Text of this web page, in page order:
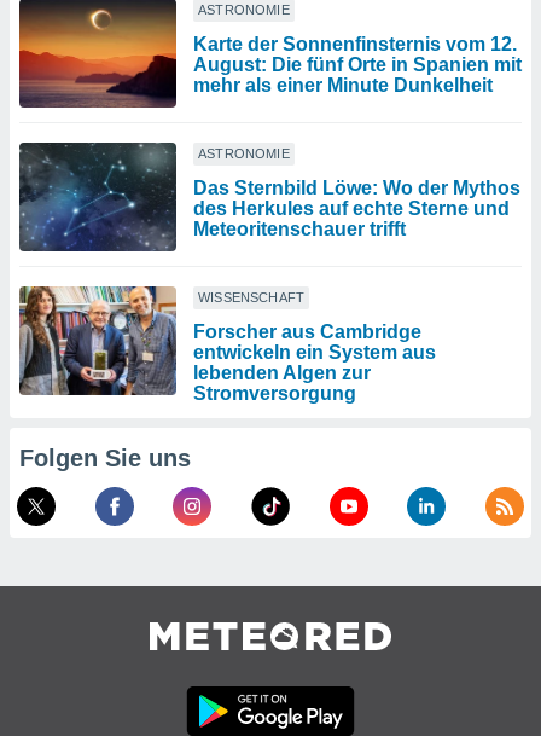
ASTRONOMIE
Karte der Sonnenfinsternis vom 12.
August: Die fünf Orte in Spanien mit
mehr als einer Minute Dunkelheit
ASTRONOMIE
Das Sternbild Löwe: Wo der Mythos
des Herkules auf echte Sterne und
Meteoritenschauer trifft
WISSENSCHAFT
Forscher aus Cambridge
entwickeln ein System aus
lebenden Algen zur
Stromversorgung
Folgen Sie uns